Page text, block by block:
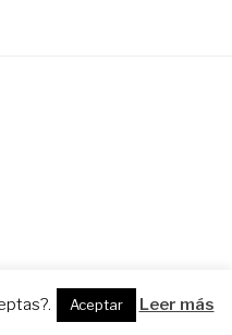
Aceptar Leer más